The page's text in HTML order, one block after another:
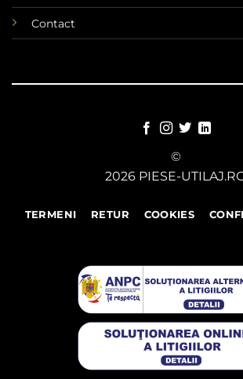
Contact
©
2026 PIESE-
TERMENI RETUR COOKIES